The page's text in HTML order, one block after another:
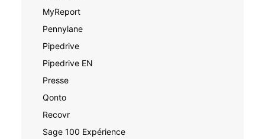
MyReport
Pennylane
Pipedrive
Pipedrive EN
Presse
Qonto
Recovr
Sage 100 Expérience